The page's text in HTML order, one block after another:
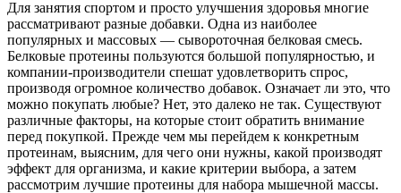
Для занятия спортом и просто улучшения здоровья многие
рассматривают разные добавки. Одна из наиболее
популярных и массовых — сывороточная белковая смесь.
Белковые протеины пользуются большой популярностью, и
компании-производители спешат удовлетворить спрос,
производя огромное количество добавок. Означает ли это, что
можно покупать любые? Нет, это далеко не так. Существуют
различные факторы, на которые стоит обратить внимание
перед покупкой. Прежде чем мы перейдем к конкретным
протеинам, выясним, для чего они нужны, какой производят
эффект для организма, и какие критерии выбора, а затем
рассмотрим лучшие протеины для набора мышечной массы.